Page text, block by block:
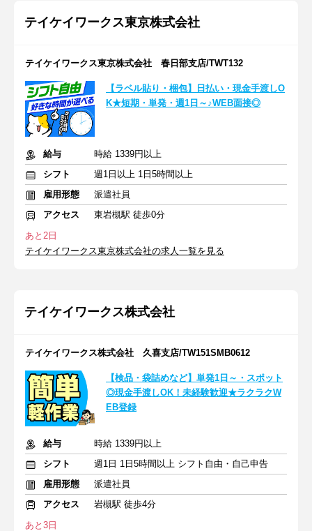
テイケイワークス東京株式会社
テイケイワークス東京株式会社 春日部支店/TWT132
【ラベル貼り・梱包】日払い・現金手渡しO
K★短期・単発・週1日～♪WEB面接◎
給与
時給 1339円以上
シフト
週1日以上 1日5時間以上
雇用形態
派遣社員
アクセス
東岩槻駅 徒歩0分
あと2日
テイケイワークス東京株式会社の求人一覧を見る
テイケイワークス株式会社
テイケイワークス株式会社 久喜支店/TW151SMB0612
【検品・袋詰めなど】単発1日～・スポット
◎現金手渡しOK！未経験歓迎★ラクラクW
EB登録
給与
時給 1339円以上
シフト
週1日 1日5時間以上 シフト自由・自己申告
雇用形態
派遣社員
アクセス
岩槻駅 徒歩4分
あと3日